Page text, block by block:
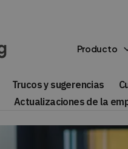
Producto
Trucos y sugerencias
Actualizaciones de la